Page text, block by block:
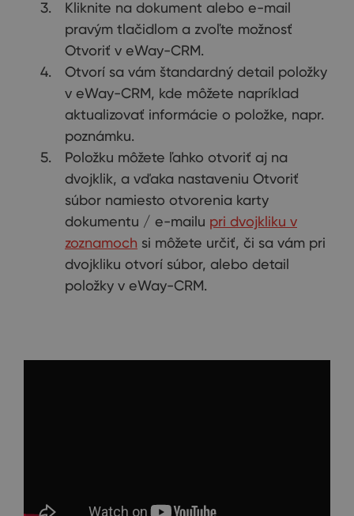
Kliknite na dokument alebo e-mail
pravým tlačidlom a zvoľte možnosť
Otvoriť v eWay-CRM.
Otvorí sa vám štandardný detail položky
v eWay-CRM, kde môžete napríklad
aktualizovať informácie o položke, napr.
poznámku.
Položku môžete ľahko otvoriť aj na
dvojklik, a vďaka nastaveniu Otvoriť
súbor namiesto otvorenia karty
dokumentu / e-mailu pri dvojkliku v
zoznamoch si môžete určiť, či sa vám pri
dvojkliku otvorí súbor, alebo detail
položky v eWay-CRM.